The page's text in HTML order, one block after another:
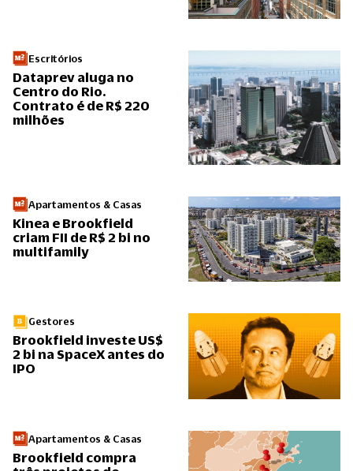
Escritórios
Dataprev aluga no
Centro do Rio.
Contrato é de R$ 220
milhões
Apartamentos & Casas
Kinea e Brookfield
criam FII de R$ 2 bi no
multifamily
Gestores
Brookfield investe US$
2 bi na SpaceX antes do
IPO
Apartamentos & Casas
Brookfield compra